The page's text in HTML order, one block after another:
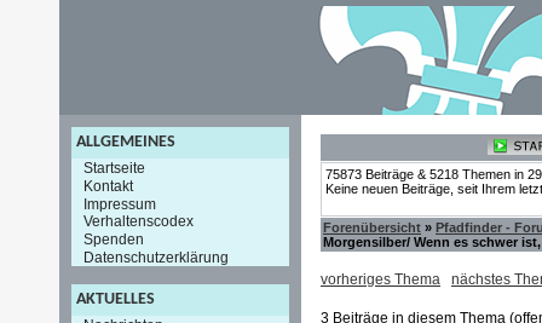
ALLGEMEINES
Startseite
Kontakt
Impressum
Verhaltenscodex
Spenden
Datenschutzerklärung
AKTUELLES
75873 Beiträge & 5218 Themen in
Keine neuen Beiträge, seit Ihrem
Forenübersicht » Pfadfinder -
Morgensilber/ Wenn es schwer
vorheriges Thema nächstes
3 Beiträge in diesem Thema